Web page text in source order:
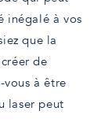
inégalé à vos
que la
de
vous à être
laser peut